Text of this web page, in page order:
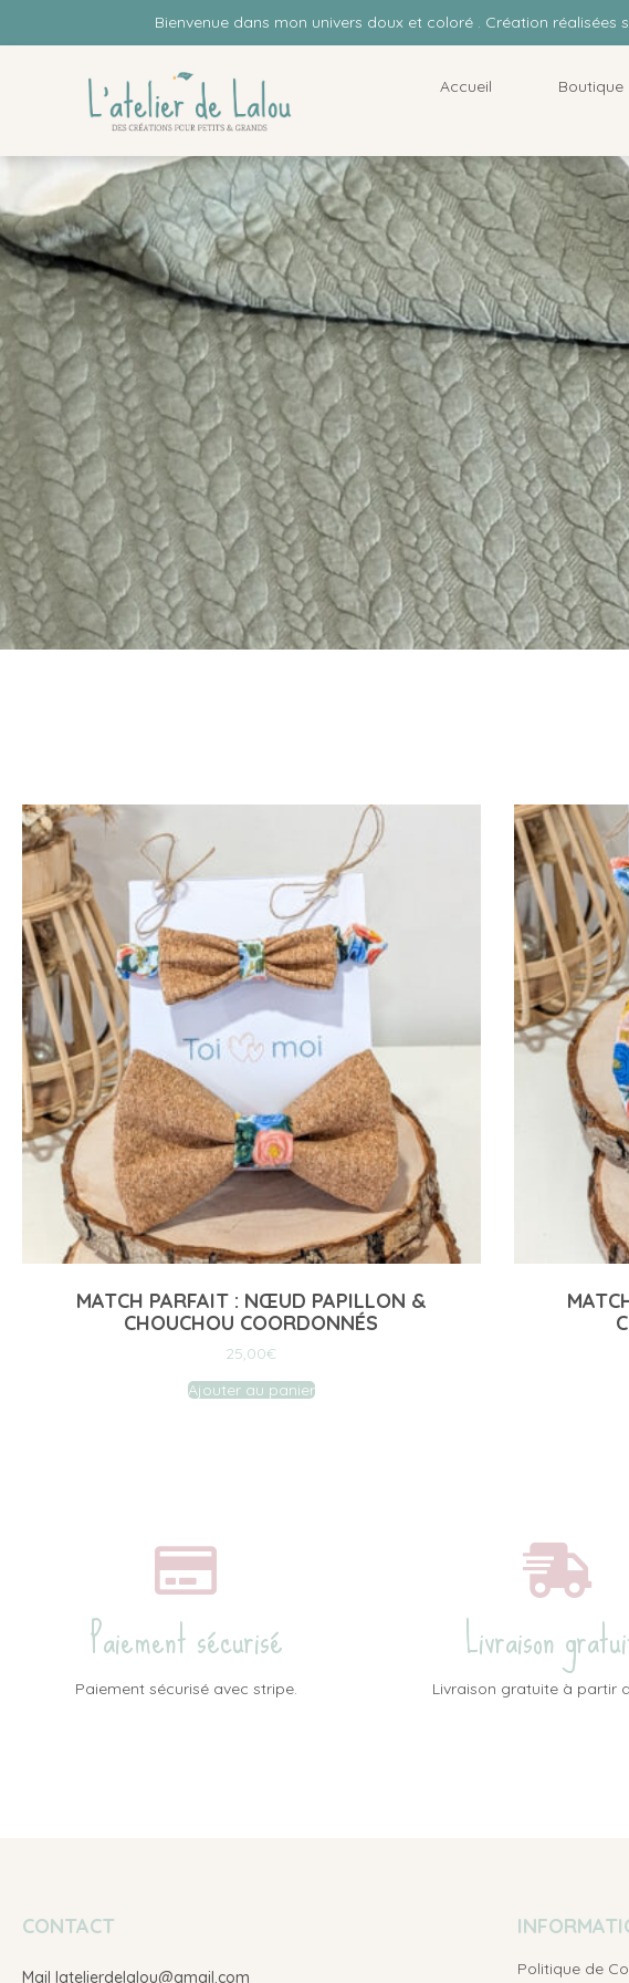
Bienvenue dans mon univers doux et coloré . Création
Accueil Boutique
MATCH PARFAIT : NŒUD PAPILLON &
CHOUCHOU COORDONNÉS
25,00€
Ajouter au panier
Paiement sécurisé
Paiement sécurisé avec stripe.
Livraison
Livraison gratuite à partir
CONTACT
Mail latelierdelalou@gmail.com Politique de